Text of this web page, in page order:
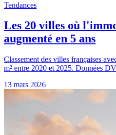
Tendances
Les 20 villes où
augmenté en 5 ans
Classement des villes françaises
m² entre 2020 et 2025. Données
13 mars 2026